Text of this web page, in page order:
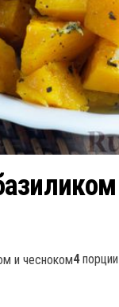
4порции